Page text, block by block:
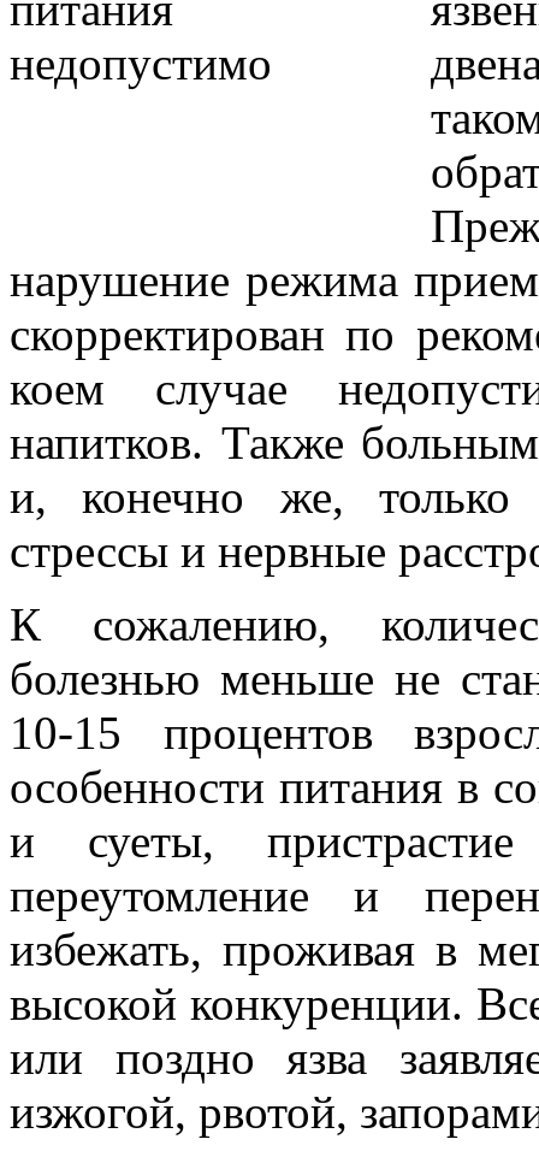
нарушение режима
скорректирован по
коем случае
напитков. Также
и, конечно же, только
стрессы и нервные
К сожалению,
болезнью меньше не
10-15 процентов
особенности питания в
и суеты,
переутомление и
избежать, проживая в
высокой конкуренции.
или поздно язва
изжогой, рвотой,